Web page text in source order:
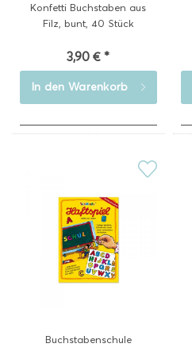
Konfetti Buchstaben aus
Filz, bunt, 40 Stück
3,90 € *
In den Warenkorb
Buchstabenschule